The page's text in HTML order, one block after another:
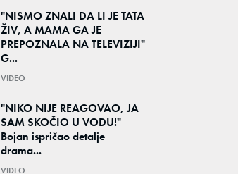
"NISMO ZNALI DA LI JE TATA
ŽIV, A MAMA GA JE
PREPOZNALA NA TELEVIZIJI"
G...
VIDEO
"NIKO NIJE REAGOVAO, JA
SAM SKOČIO U VODU!"
Bojan ispričao detalje
drama...
VIDEO